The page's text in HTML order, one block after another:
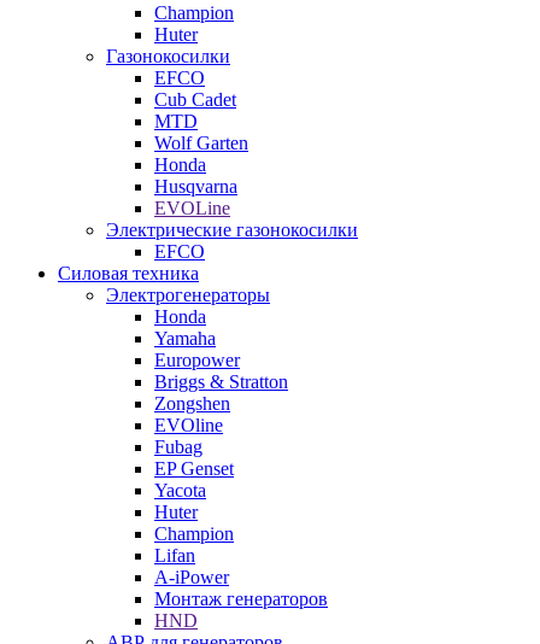
Champion
Huter
Газонокосилки
EFCO
Cub Cadet
MTD
Wolf Garten
Honda
Husqvarna
EVOLine
Электрические газонокосилки
EFCO
Силовая техника
Электрогенераторы
Honda
Yamaha
Europower
Briggs & Stratton
Zongshen
EVOline
Fubag
EP Genset
Yacota
Huter
Champion
Lifan
A-iPower
Монтаж генераторов
HND